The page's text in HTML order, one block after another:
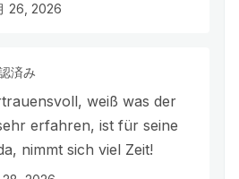
26, 2026
済み
weiß was der
erfahren, ist für seine
nimmt sich viel Zeit!